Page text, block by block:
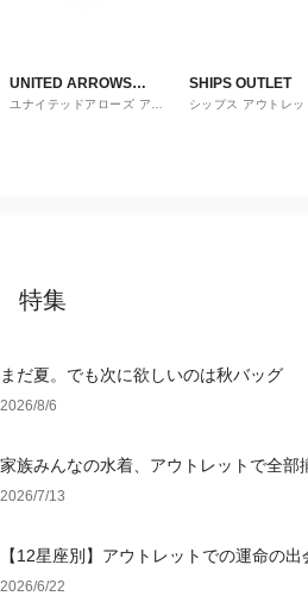
UNITED ARROWS
OUTLET
ユナイテッドアローズ アウ
SHIPS OUTLET
シップス アウトレッ
特集
まだ夏。でも次に欲しいのは秋バッグ
2026/8/6
家族みんなの水着、アウトレットで全部
2026/7/13
【12星座別】アウトレットでの運命の出
グ＆小物
2026/6/22